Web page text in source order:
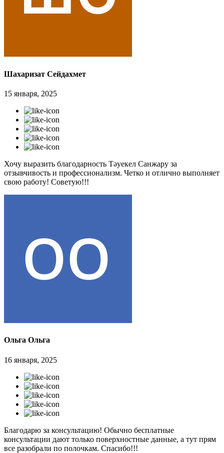
Шахаризат Сейдахмет
15 января, 2025
Хочу выразить благодарность Тәуекел Санжару за
отзывчивость и профессионализм. Четко и отлично выполняет
свою работу! Советую!!!
Ольга Ольга
16 января, 2025
Благодарю за консультацию! Обычно бесплатные
консультации дают только поверхностные данные, а тут прям
все разобрали по полочкам. Спасибо!!!